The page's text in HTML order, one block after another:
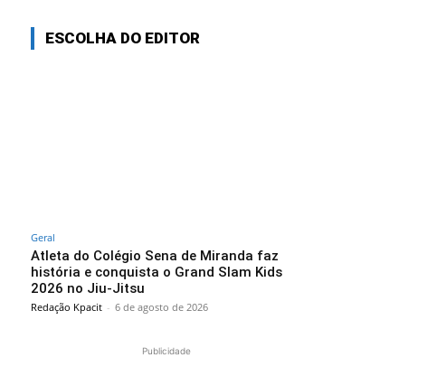
ESCOLHA DO EDITOR
Geral
Atleta do Colégio Sena de Miranda faz
história e conquista o Grand Slam Kids
2026 no Jiu-Jitsu
Redação Kpacit - 6 de agosto de 2026
Publicidade